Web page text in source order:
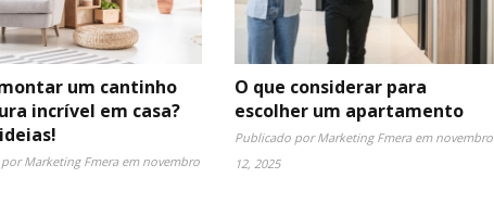
um cantinho
incrível em casa?
porMarketing Fmeraem novembro
O que considerar para
escolher um apartamento
Publicado porMarketing Fmeraem novembro
12, 2025